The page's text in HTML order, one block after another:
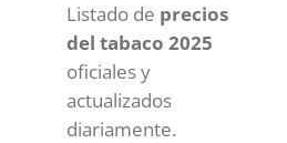
Listado de precios
del tabaco 2025
oficiales y
actualizados
diariamente.